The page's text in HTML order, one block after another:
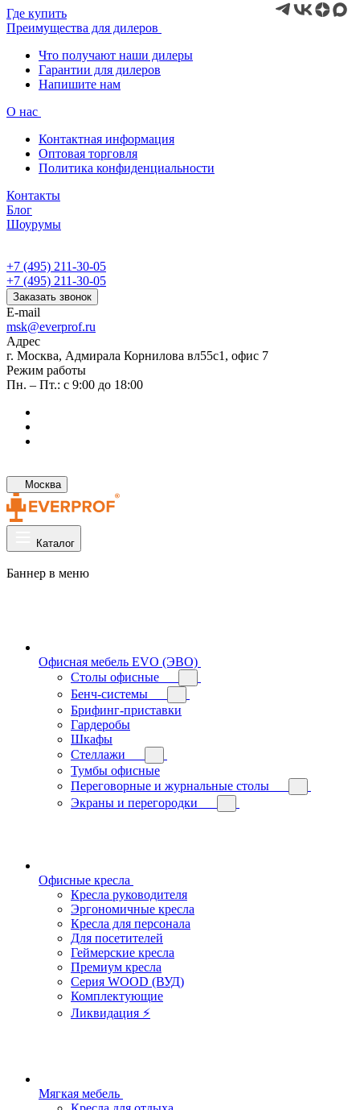
Где купить
Преимущества для дилеров
Что получают наши дилеры
Гарантии для дилеров
Напишите нам
О нас
Контактная информация
Оптовая торговля
Политика конфиденциальности
Контакты
Блог
Шоурумы
+7 (495) 211-30-05
+7 (495) 211-30-05
Заказать звонок
E-mail
msk@everprof.ru
Адрес
г. Москва, Адмирала Корнилова вл55с1, офис 7
Режим работы
Пн. – Пт.: с 9:00 до 18:00
Москва
Каталог
Баннер в меню
Офисная мебель EVO (ЭВО)
Cтолы офисные
Бенч-системы
Брифинг-приставки
Гардеробы
Шкафы
Стеллажи
Тумбы офисные
Переговорные и журнальные столы
Экраны и перегородки
Офисные кресла
Кресла руководителя
Эргономичные кресла
Кресла для персонала
Для посетителей
Геймерские кресла
Премиум кресла
Серия WOOD (ВУД)
Комплектующие
Ликвидация ⚡
Мягкая мебель